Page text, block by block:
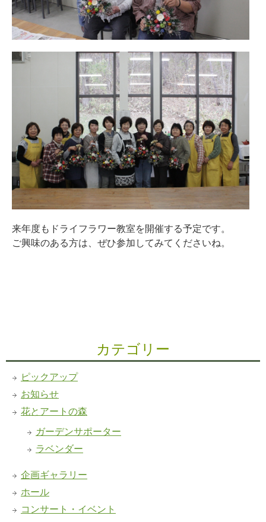
来年度もドライフラワー教室を開催する予定です。
ご興味のある方は、ぜひ参加してみてくださいね。
カテゴリー
ピックアップ
お知らせ
花とアートの森
ガーデンサポーター
ラベンダー
企画ギャラリー
ホール
コンサート・イベント